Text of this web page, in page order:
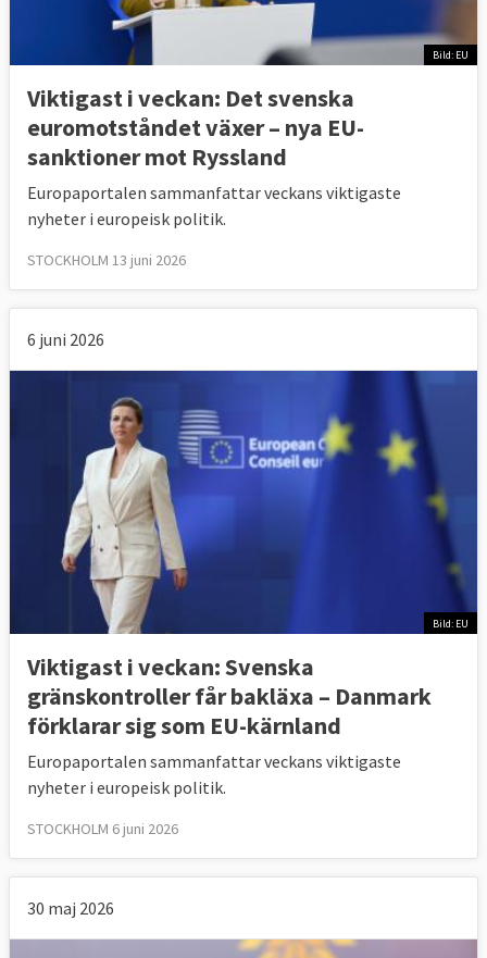
Bild: EU
Viktigast i veckan: Det svenska
euromotståndet växer – nya EU-
sanktioner mot Ryssland
Europaportalen sammanfattar veckans viktigaste
nyheter i europeisk politik.
STOCKHOLM 13 juni 2026
6 juni 2026
Bild: EU
Viktigast i veckan: Svenska
gränskontroller får bakläxa – Danmark
förklarar sig som EU-kärnland
Europaportalen sammanfattar veckans viktigaste
nyheter i europeisk politik.
STOCKHOLM 6 juni 2026
30 maj 2026